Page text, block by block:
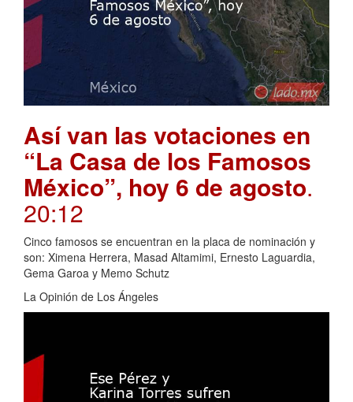
Así van las votaciones en
“La Casa de los Famosos
México”, hoy 6 de agosto.
20:12
Cinco famosos se encuentran en la placa de nominación y
son: Ximena Herrera, Masad Altamimi, Ernesto Laguardia,
Gema Garoa y Memo Schutz
La Opinión de Los Ángeles